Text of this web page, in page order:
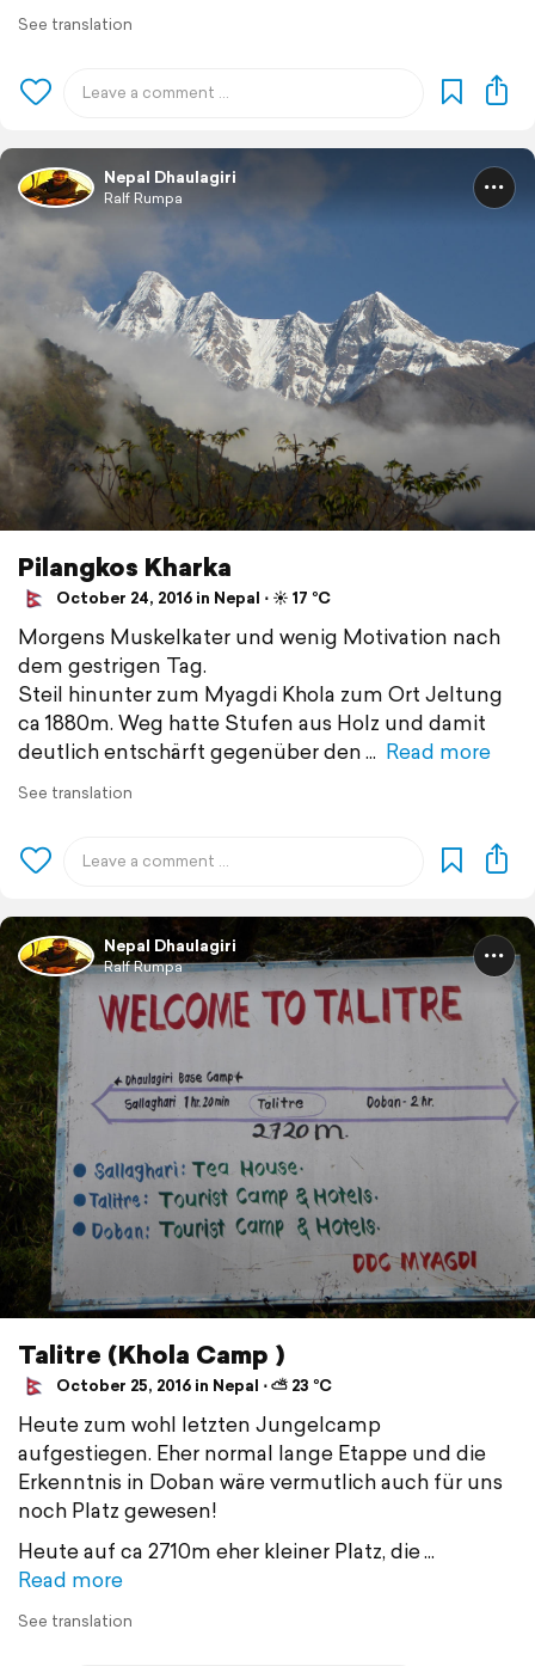
See translation
Nepal Dhaulagiri
Ralf Rumpa
Pilangkos Kharka
October 24, 2016 in Nepal ⋅ ☀️ 17 °C
Morgens Muskelkater und wenig Motivation nach
dem gestrigen Tag.
Steil hinunter zum Myagdi Khola zum Ort Jeltung
ca 1880m. Weg hatte Stufen aus Holz und damit
deutlich entschärft gegenüber den
Read more
See translation
Nepal Dhaulagiri
Ralf Rumpa
Talitre (Khola Camp )
October 25, 2016 in Nepal ⋅ ⛅ 23 °C
Heute zum wohl letzten Jungelcamp
aufgestiegen. Eher normal lange Etappe und die
Erkenntnis in Doban wäre vermutlich auch für uns
noch Platz gewesen!
Heute auf ca 2710m eher kleiner Platz, die
Read more
See translation